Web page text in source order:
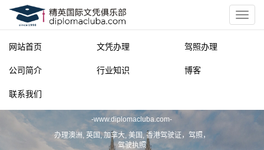
网站首页 文凭办理 驾照办理
公司简介 行业知识 博客
联系我们
-www.diplomacluba.com-
办理澳洲, 英国, 加拿大, 美国, 香港驾驶证，驾照，
驾驶执照